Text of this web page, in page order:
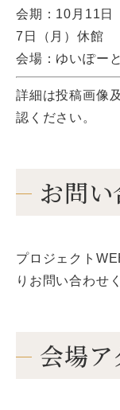
会期：10月11
7日（月）休館
会場：ゆいぽー
詳細は投稿画像
認ください。
お問
プロジェクト
りお問い合わせ
会場